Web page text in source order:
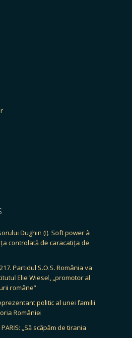
Dughin (I). Soft power à
controlată de caracatița de
Partidul S.O.S. România va
Elie Wiesel, „promotor al
române”
politic al unei familii
României
PARIS: „Să scăpăm de tirania